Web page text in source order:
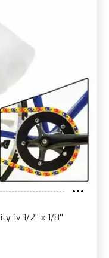
1v 1/2'' x 1/8''